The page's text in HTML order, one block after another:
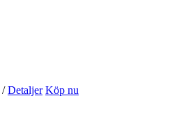
/ Detaljer Köp nu